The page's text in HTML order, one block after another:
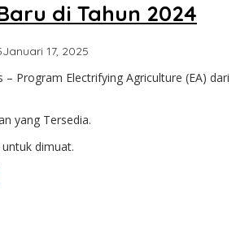
di Tahun 2024
Januari 17, 2025
– Program Electrifying Agriculture (EA) dari
yang Tersedia.
dimuat.